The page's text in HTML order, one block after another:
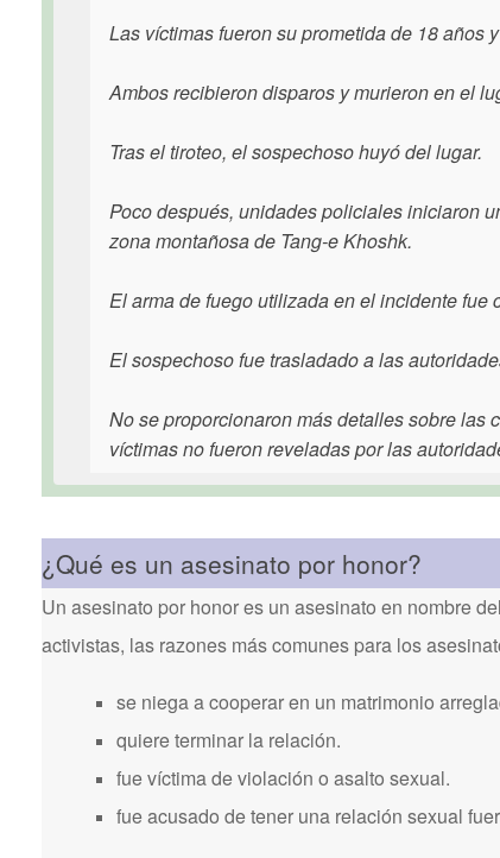
Las víctimas fueron su prometida de 18 años
Ambos recibieron disparos y murieron en el
Tras el tiroteo, el sospechoso huyó del lugar.
Poco después, unidades policiales iniciaron
zona montañosa de Tang-e Khoshk.
El arma de fuego utilizada en el incidente fue
El sospechoso fue trasladado a las
No se proporcionaron más detalles sobre las
víctimas no fueron reveladas por las
¿Qué es un asesinato por honor?
Un asesinato por honor es un asesinato en nombre
activistas, las razones más comunes para los
se niega a cooperar en un matrimonio
quiere terminar la relación.
fue víctima de violación o asalto sexual.
fue acusado de tener una relación sexual